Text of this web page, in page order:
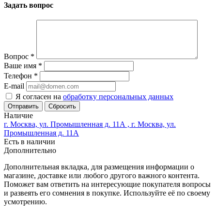
Задать вопрос
Вопрос *
Ваше имя *
Телефон *
E-mail
Я согласен на обработку персональных данных
Сбросить
Наличие
г. Москва, ул. Промышленная д. 11А , г. Москва, ул.
Промышленная д. 11А
Есть в наличии
Дополнительно
Дополнительная вкладка, для размещения информации о
магазине, доставке или любого другого важного контента.
Поможет вам ответить на интересующие покупателя вопросы
и развеять его сомнения в покупке. Используйте её по своему
усмотрению.